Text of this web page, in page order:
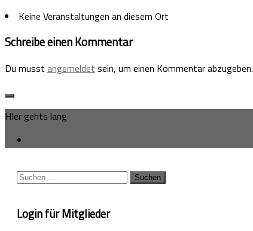
Keine Veranstaltungen an diesem Ort
Schreibe einen Kommentar
Du musst angemeldet sein, um einen Kommentar abzugeben.
HIer gehts lang
Suchen
Login für Mitglieder